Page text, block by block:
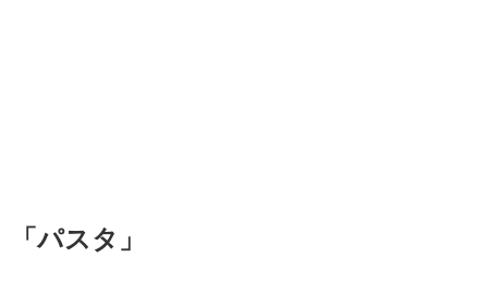
「パスタ」